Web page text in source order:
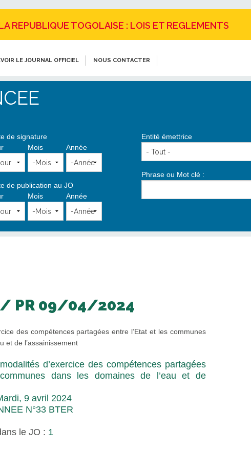
REPUBLIQUE TOGOLAISE : LOIS ET REGLEMENTS
LE JOURNAL OFFICIEL NOUS CONTACTER
de signature
Mois Année
de publication au JO
Mois Année
Entité émettrice
Phrase ou Mot clé :
PR 09/04/2024
des compétences partagées entre l’Etat et les communes
et de l’assainissement
modalités d’exercice des compétences partagées
dans les domaines de l’eau et de
9 avril 2024
N°33 BTER
le JO : 1